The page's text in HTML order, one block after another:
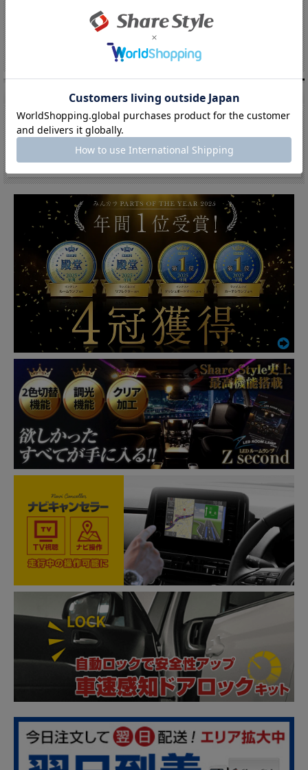
1 / 1ページ（全8件）
キーワード検索
キーワード検索